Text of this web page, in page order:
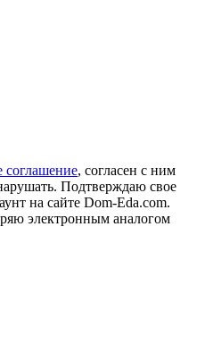
соглашение, согласен с ним
Подтверждаю свое
на сайте Dom-Eda.com.
электронным аналогом